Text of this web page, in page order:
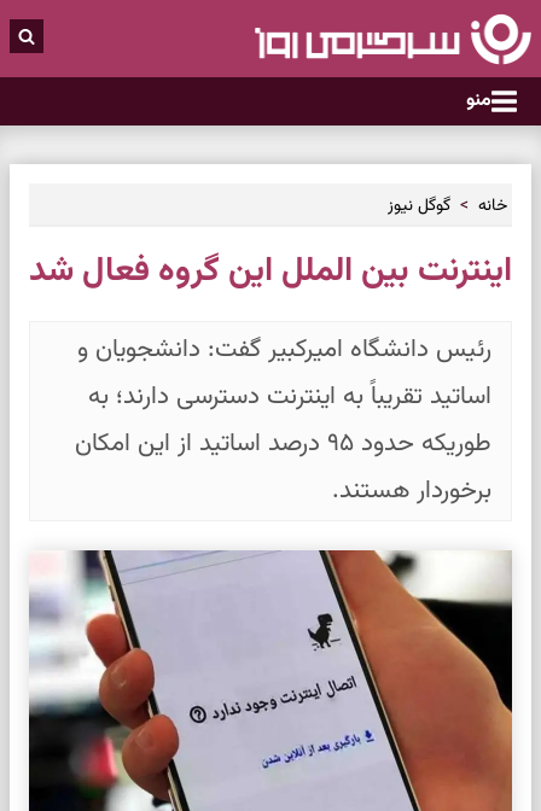
منو
خانه گوگل نیوز
اینترنت بین الملل این گروه فعال شد
رئیس دانشگاه امیرکبیر گفت: دانشجویان و
اساتید تقریباً به اینترنت دسترسی دارند؛ به
طوریکه حدود ۹۵ درصد اساتید از این امکان
برخوردار هستند.